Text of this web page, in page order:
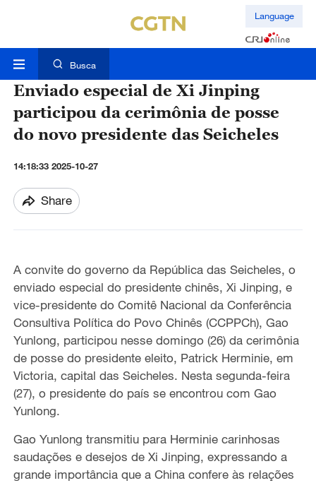
Language
Busca
Enviado especial de Xi Jinping
participou da cerimônia de posse
do novo presidente das Seicheles
14:18:33 2025-10-27
Share
A convite do governo da República das Seicheles, o
enviado especial do presidente chinês, Xi Jinping, e
vice-presidente do Comitê Nacional da Conferência
Consultiva Política do Povo Chinês (CCPPCh), Gao
Yunlong, participou nesse domingo (26) da cerimônia
de posse do presidente eleito, Patrick Herminie, em
Victoria, capital das Seicheles. Nesta segunda-feira
(27), o presidente do país se encontrou com Gao
Yunlong.
Gao Yunlong transmitiu para Herminie carinhosas
saudações e desejos de Xi Jinping, expressando a
grande importância que a China confere às relações